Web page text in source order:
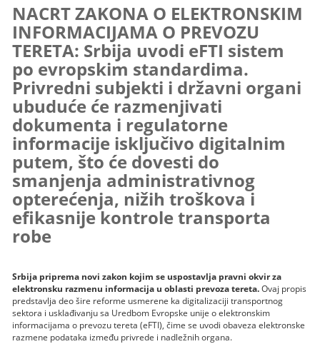
NACRT ZAKONA O ELEKTRONSKIM
INFORMACIJAMA O PREVOZU
TERETA: Srbija uvodi eFTI sistem
po evropskim standardima.
Privredni subjekti i državni organi
ubuduće će razmenjivati
dokumenta i regulatorne
informacije isključivo digitalnim
putem, što će dovesti do
smanjenja administrativnog
opterećenja, nižih troškova i
efikasnije kontrole transporta
robe
Srbija priprema novi zakon kojim se uspostavlja pravni okvir za
elektronsku razmenu informacija u oblasti prevoza tereta.Ovaj propis
predstavlja deo šire reforme usmerene ka digitalizaciji transportnog
sektora i usklađivanju sa Uredbom Evropske unije o elektronskim
informacijama o prevozu tereta (eFTI), čime se uvodi obaveza elektronske
razmene podataka između privrede i nadležnih organa.